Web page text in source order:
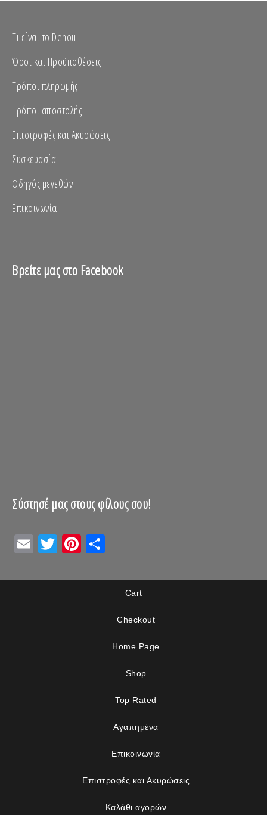
Τι είναι το Denou
Όροι και Προϋποθέσεις
Τρόποι πληρωμής
Τρόποι αποστολής
Επιστροφές και Ακυρώσεις
Συσκευασία
Οδηγός μεγεθών
Επικοινωνία
Βρείτε μας στο Facebook
Σύστησέ μας στους φίλους σου!
EmailTwitterPinterest
Cart
Checkout
Home Page
Shop
Top Rated
Αγαπημένα
Επικοινωνία
Επιστροφές και Ακυρώσεις
Καλάθι αγορών